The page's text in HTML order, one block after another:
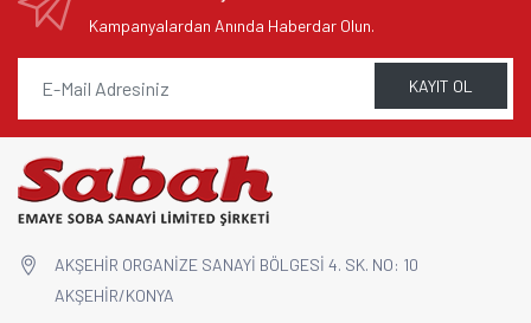
Kampanyalardan Anında Haberdar Olun.
KAYIT OL
AKŞEHİR ORGANİZE SANAYİ BÖLGESİ 4. SK. NO: 10
AKŞEHİR/KONYA